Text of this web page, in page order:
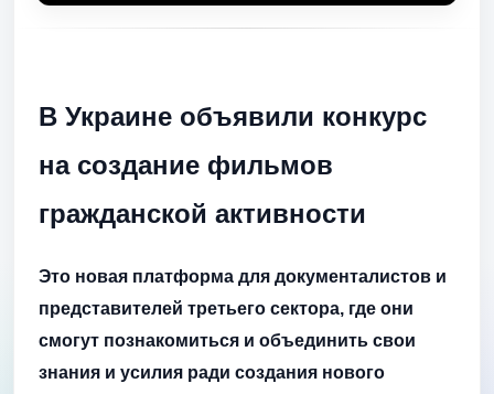
В Украине объявили конкурс
на создание фильмов
гражданской активности
Это новая платформа для документалистов и
представителей третьего сектора, где они
смогут познакомиться и объединить свои
знания и усилия ради создания нового